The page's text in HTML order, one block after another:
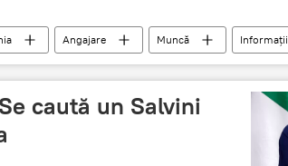
Angajare Muncă Informații
caută un Salvini